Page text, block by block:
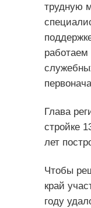
трудную
Глава
стройке
лет
Чтобы
край
году